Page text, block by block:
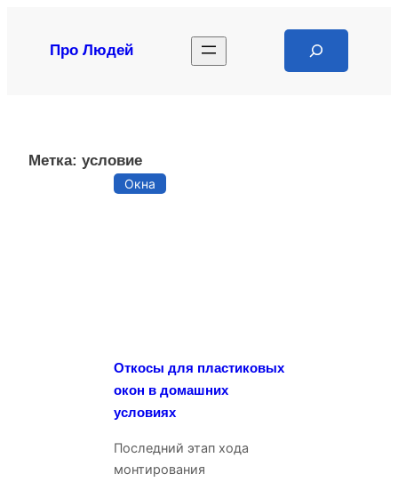
содержимому
Про Людей
Метка: условие
Окна
Откосы для пластиковых
окон в домашних
условиях
Последний этап хода
монтирования